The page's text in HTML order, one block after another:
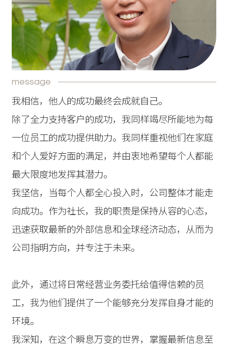
message
我相信，他人的成功最终会成就自己。
除了全力支持客户的成功，我同样竭尽所能地为每
一位员工的成功提供助力。我同样重视他们在家庭
和个人爱好方面的满足，并由衷地希望每个人都能
最大限度地发挥其潜力。
我坚信，当每个人都全心投入时，公司整体才能走
向成功。作为社长，我的职责是保持从容的心态，
迅速获取最新的外部信息和全球经济动态，从而为
公司指明方向，并专注于未来。
此外，通过将日常经营业务委托给值得信赖的员
工，我为他们提供了一个能够充分发挥自身才能的
环境。
我深知，在这个瞬息万变的世界，掌握最新信息至